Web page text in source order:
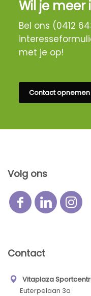
Wil je
Bel ons (0412
met je op!
Contact opnemen
Volg ons
Contact
Vitaplaza
Euterpelaan 3a